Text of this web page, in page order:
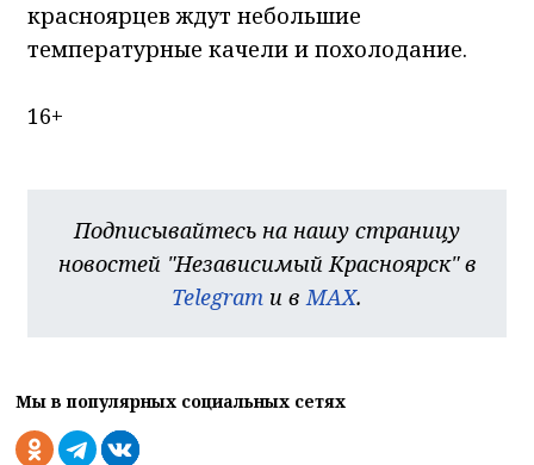
красноярцев ждут небольшие
температурные качели и похолодание.
16+
Подписывайтесь на нашу страницу
новостей "Независимый Красноярск" в
Telegram и вMAX.
Мы в популярных социальных сетях